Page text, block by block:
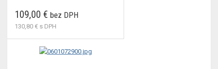
109,00 € bez DPH
130,80 € s DPH